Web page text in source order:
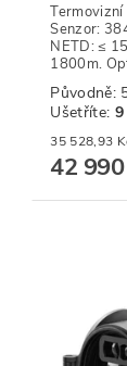
Senzor:
NETD: ≤
1800m.
Původně:
Ušetříte:
42